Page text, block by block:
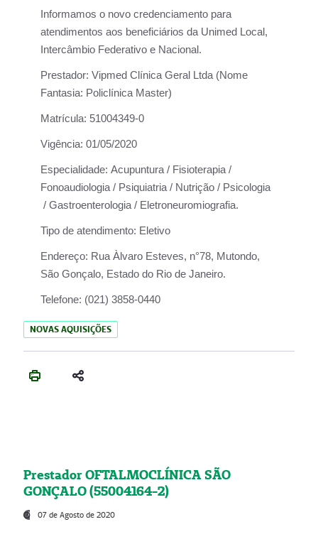
Informamos o novo credenciamento para
atendimentos aos beneficiários da Unimed Local,
Intercâmbio Federativo e Nacional.
Prestador: Vipmed Clínica Geral Ltda (Nome
Fantasia: Policlínica Master)
Matrícula: 51004349-0
Vigência: 01/05/2020
Especialidade: Acupuntura / Fisioterapia /
Fonoaudiologia / Psiquiatria / Nutrição / Psicologia
/ Gastroenterologia / Eletroneuromiografia.
Tipo de atendimento: Eletivo
Endereço: Rua Àlvaro Esteves, n°78, Mutondo,
São Gonçalo, Estado do Rio de Janeiro.
Telefone: (021) 3858-0440
NOVAS AQUISIÇÕES
Prestador OFTALMOCLÍNICA SÃO
GONÇALO (55004164-2)
07 de Agosto de 2020